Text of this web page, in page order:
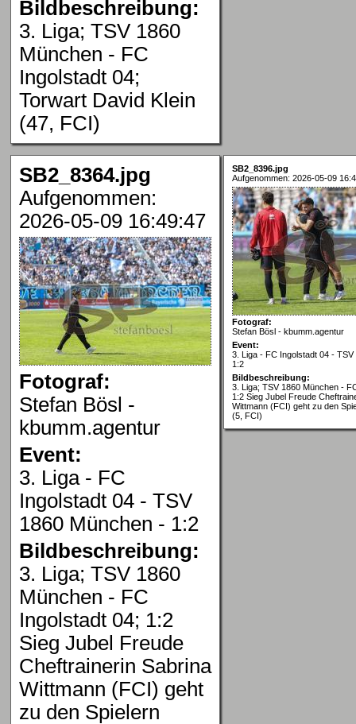
Bildbeschreibung:
3. Liga; TSV 1860
München - FC
Ingolstadt 04;
Torwart David Klein
(47, FCI)
SB2_8364.jpg
Aufgenommen:
2026-05-09 16:49:47
Fotograf:
Stefan Bösl -
kbumm.agentur
Event:
3. Liga - FC
Ingolstadt 04 - TSV
1860 München - 1:2
Bildbeschreibung:
3. Liga; TSV 1860
München - FC
Ingolstadt 04; 1:2
Sieg Jubel Freude
Cheftrainerin Sabrina
Wittmann (FCI) geht
zu den Spielern
SB2_8396.jpg
Aufgenommen: 2026-05-09
Fotograf:
Stefan Bösl - kbumm.agentur
Event:
3. Liga - FC Ingolstadt 04 -
1:2
Bildbeschreibung:
3. Liga; TSV 1860 München -
1:2 Sieg Jubel Freude
Wittmann (FCI) geht zu den
(5, FCI)